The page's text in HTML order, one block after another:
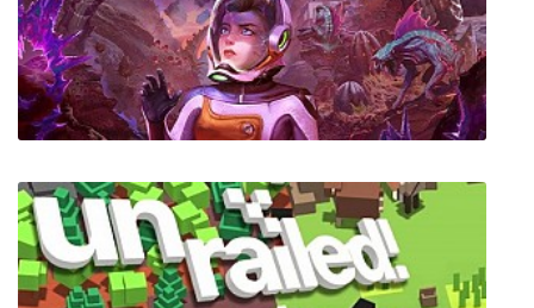
Spider-Man Friend or Foe